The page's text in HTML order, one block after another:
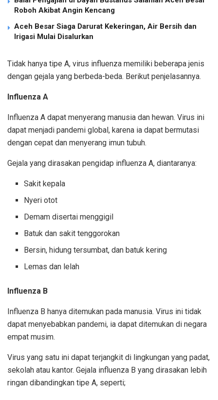
Roboh Akibat Angin Kencang
Aceh Besar Siaga Darurat Kekeringan, Air Bersih dan
Irigasi Mulai Disalurkan
Tidak hanya tipe A, virus influenza memiliki beberapa jenis
dengan gejala yang berbeda-beda. Berikut penjelasannya.
Influenza A
Influenza A dapat menyerang manusia dan hewan. Virus ini
dapat menjadi pandemi global, karena ia dapat bermutasi
dengan cepat dan menyerang imun tubuh.
Gejala yang dirasakan pengidap influenza A, diantaranya:
Sakit kepala
Nyeri otot
Demam disertai menggigil
Batuk dan sakit tenggorokan
Bersin, hidung tersumbat, dan batuk kering
Lemas dan lelah
Influenza B
Influenza B hanya ditemukan pada manusia. Virus ini tidak
dapat menyebabkan pandemi, ia dapat ditemukan di negara
empat musim.
Virus yang satu ini dapat terjangkit di lingkungan yang padat,
sekolah atau kantor. Gejala influenza B yang dirasakan lebih
ringan dibandingkan tipe A, seperti;